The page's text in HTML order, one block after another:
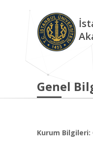
Genel
Kurum Bilgileri: